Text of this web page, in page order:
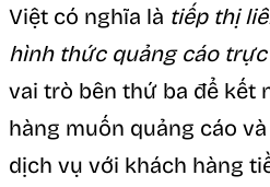
Việt có nghĩa là tiếp thị
hình thức quảng cáo
vai trò bên thứ ba để kết
hàng muốn quảng cáo
dịch vụ với khách hàng